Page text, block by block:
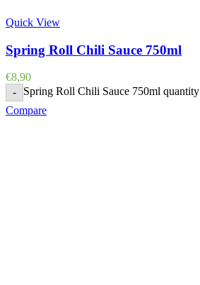
Quick View
Spring Roll Chili Sauce 750ml
€8,90
-
Spring Roll Chili Sauce 750ml quantity
Compare